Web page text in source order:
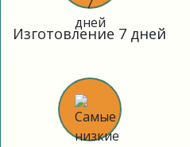
Изготовление 7 дней